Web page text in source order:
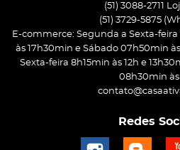
(51) 3088-2711
(51) 3729-5875
E-commerce: Segunda a Sexta-feira
às 17h30min e Sábado 07h50min
Sexta-feira 8h15min às 12h e
08h30min às
Redes